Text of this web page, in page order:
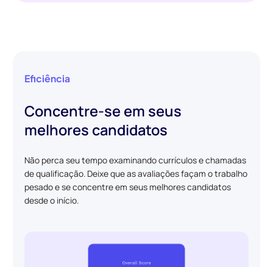
Eficiência
Concentre-se em seus
melhores candidatos
Não perca seu tempo examinando currículos e chamadas
de qualificação. Deixe que as avaliações façam o trabalho
pesado e se concentre em seus melhores candidatos
desde o início.